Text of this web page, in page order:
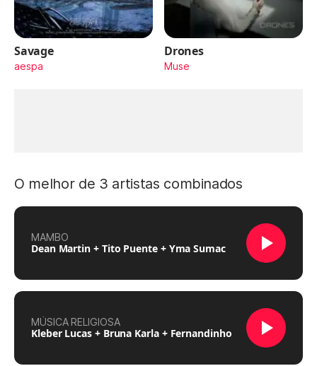
Savage
aespa
Drones
Muse
O melhor de 3 artistas combinados
MAMBO
Dean Martin + Tito Puente + Yma Sumac
MÚSICA RELIGIOSA
Kleber Lucas + Bruna Karla + Fernandinho